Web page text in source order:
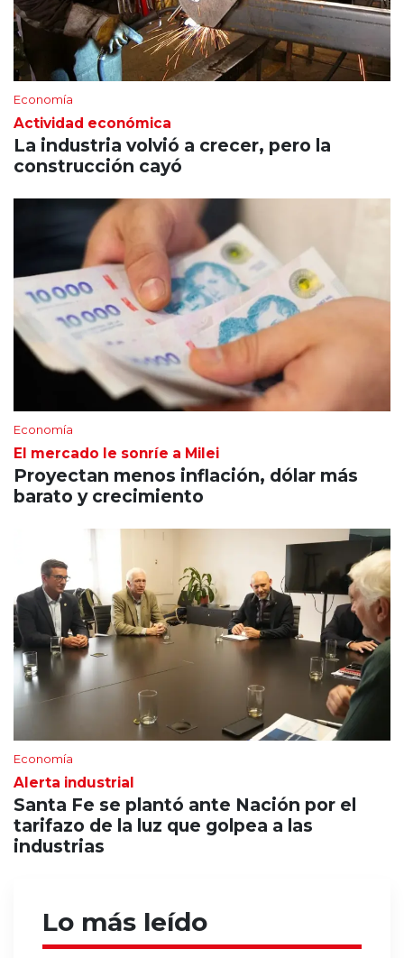
Economía
Actividad económica
La industria volvió a crecer, pero la
construcción cayó
Economía
El mercado le sonríe a Milei
Proyectan menos inflación, dólar más
barato y crecimiento
Economía
Alerta industrial
Santa Fe se plantó ante Nación por el
tarifazo de la luz que golpea a las
industrias
Lo más leído